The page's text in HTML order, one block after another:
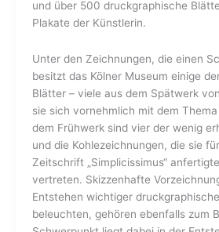
und über 500 druckgraphische
Plakate der Künstlerin.
Unter den Zeichnungen, die einen
besitzt das Kölner Museum einige
Blätter – viele aus dem Spätwerk
sie sich vornehmlich mit dem
dem Frühwerk sind vier der wenig
und die Kohlezeichnungen, die sie
Zeitschrift „Simplicissimus“
vertreten. Skizzenhafte
Entstehen wichtiger
beleuchten, gehören ebenfalls zum